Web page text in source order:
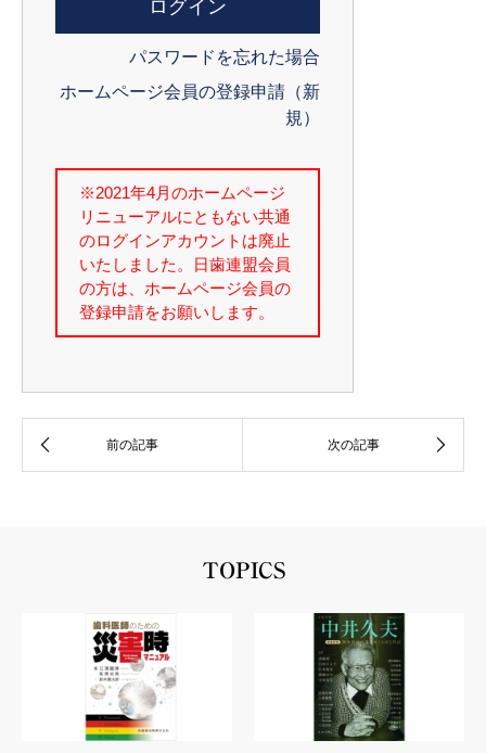
パスワードを忘れた場合
ホームページ会員の登録申請（新
規）
TOPICS